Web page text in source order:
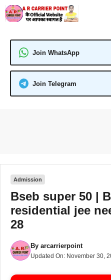
Skip
to
Join WhatsApp
Join Telegram
Admission
Bseb super 50 |
residential jee
28
By arcarrierpoint
Updated On: November 30,